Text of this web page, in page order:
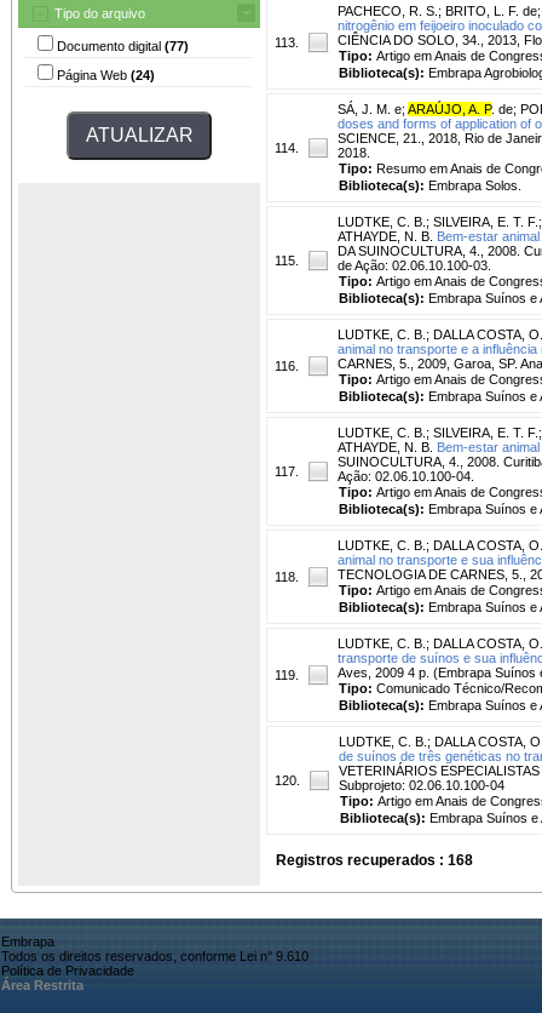
Tipo do arquivo
Documento digital (77)
Página Web (24)
113.
PACHECO, R. S. ; BRITO, L. F. de
nitrogênio em feijoeiro inoculado
CIÊNCIA DO SOLO, 34., 2013,
Tipo: Artigo em Anais de
Biblioteca(s): Embrapa
114.
SÁ, J. M. e; ARAÚJO, A. P. de;
doses and forms of application of
SCIENCE, 21., 2018, Rio de
2018.
Tipo: Resumo em Anais de
Biblioteca(s): Embrapa Solos.
115.
LUDTKE, C. B. ; SILVEIRA, E. T. F.
ATHAYDE, N. B. Bem-estar
DA SUINOCULTURA, 4., 2008.
de Ação: 02.06.10.100-03.
Tipo: Artigo em Anais de
Biblioteca(s): Embrapa Suínos e
116.
LUDTKE, C. B. ; DALLA COSTA,
animal no transporte e a
CARNES, 5., 2009, Garoa, SP.
Tipo: Artigo em Anais de
Biblioteca(s): Embrapa Suínos e
117.
LUDTKE, C. B. ; SILVEIRA, E. T. F.
ATHAYDE, N. B. Bem-estar
SUINOCULTURA, 4., 2008.
Ação: 02.06.10.100-04.
Tipo: Artigo em Anais de
Biblioteca(s): Embrapa Suínos e
118.
LUDTKE, C. B. ; DALLA COSTA,
animal no transporte e sua
TECNOLOGIA DE CARNES, 5.,
Tipo: Artigo em Anais de
Biblioteca(s): Embrapa Suínos e
119.
LUDTKE, C. B. ; DALLA COSTA,
transporte de suínos e sua
Aves, 2009 4 p. (Embrapa Suínos
Tipo: Comunicado Técnico/
Biblioteca(s): Embrapa Suínos e
120.
LUDTKE, C. B. ; DALLA COSTA,
de suínos de três genéticas no
VETERINÁRIOS
Subprojeto: 02.06.10.100-04
Tipo: Artigo em Anais de
Biblioteca(s): Embrapa Suínos e
Registros recuperados : 168
Embrapa
Todos os direitos reservados, conforme Lei n° 9.610
Política de Privacidade
Área Restrita